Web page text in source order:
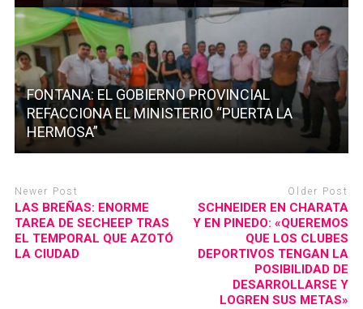
FONTANA: EL GOBIERNO PROVINCIAL
REFACCIONA EL MINISTERIO “PUERTA LA
HERMOSA”
Newer Post
LAS BREÑAS: ENORME
TAREA DE SECHEEP TRAS
EL TEMPORAL QUE AZOTÓ
LA CIUDAD
Older Post
SCHNEIDER EN CHARATA
Y EN PINEDO: «QUEREMOS
QUE LOS CLUBES
DEPORTIVOS TENGAN LA
POSIBILIDAD DE
DESARROLLARSE Y
LOGREN SUS METAS»